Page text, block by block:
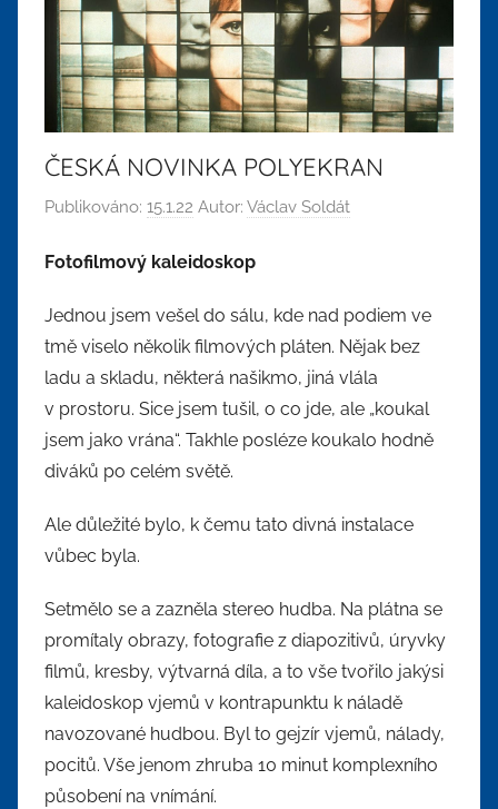
ČESKÁ NOVINKA POLYEKRAN
Publikováno: 15.1.22 Autor: Václav Soldát
Fotofilmový kaleidoskop
Jednou jsem vešel do sálu, kde nad podiem ve
tmě viselo několik filmových pláten. Nějak bez
ladu a skladu, některá našikmo, jiná vlála
v prostoru. Sice jsem tušil, o co jde, ale „koukal
jsem jako vrána“. Takhle posléze koukalo hodně
diváků po celém světě.
Ale důležité bylo, k čemu tato divná instalace
vůbec byla.
Setmělo se a zazněla stereo hudba. Na plátna se
promítaly obrazy, fotografie z diapozitivů, úryvky
filmů, kresby, výtvarná díla, a to vše tvořilo jakýsi
kaleidoskop vjemů v kontrapunktu k náladě
navozované hudbou. Byl to gejzír vjemů, nálady,
pocitů. Vše jenom zhruba 10 minut komplexního
působení na vnímání.